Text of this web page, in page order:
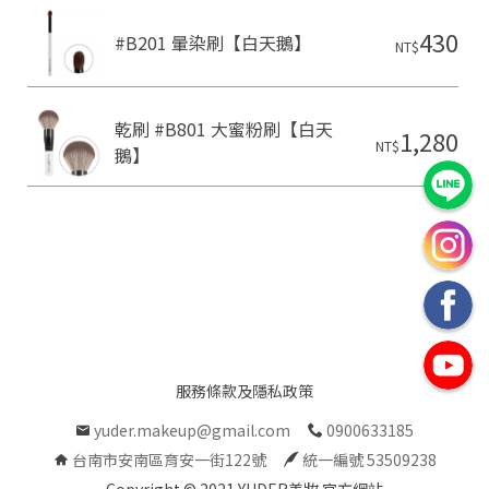
NT$430
#B201 暈染刷【白天鵝】
NT$1,280
乾刷 #B801 大蜜粉刷【白天
鵝】
服務條款及隱私政策
yuder.makeup@gmail.com
0900633185
台南市安南區育安一街122號
統一編號 53509238